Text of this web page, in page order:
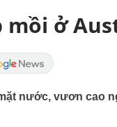
mồi ở
nước, vươn cao